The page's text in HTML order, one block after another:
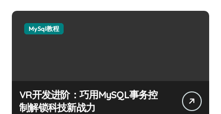
MySql教程
VR开发进阶：巧用MySQL事务控
制解锁科技新战力